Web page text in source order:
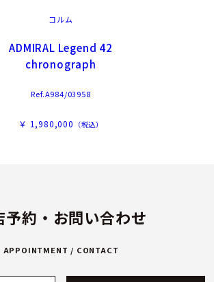
コルム
ADMIRAL Legend 42
chronograph
Ref.A984/03958
￥ 1,980,000 （税込）
予約・お問い合わせ
APPOINTMENT / CONTACT